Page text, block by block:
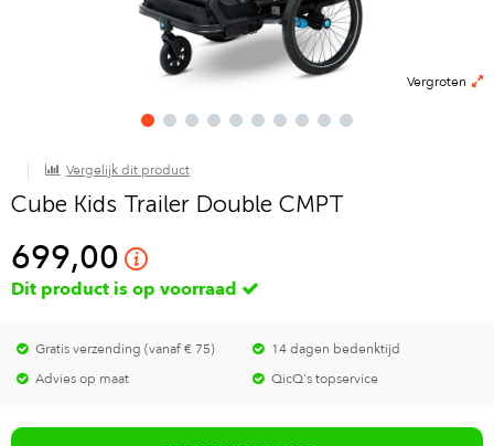
Vergroten
Vergelijk dit product
Cube Kids Trailer Double CMPT
699,00
Dit product is op voorraad
Gratis verzending (vanaf € 75)
14 dagen bedenktijd
Advies op maat
QicQ's topservice